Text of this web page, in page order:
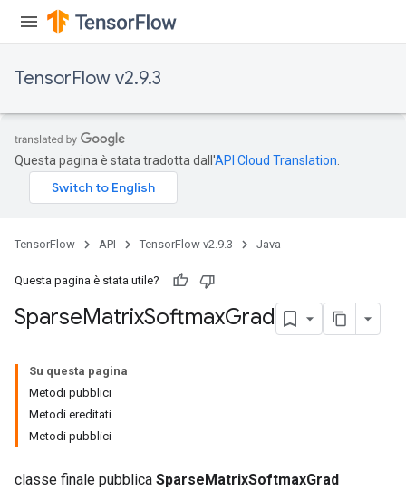
TensorFlow v2.9.3
Questa pagina è stata tradotta dall'API Cloud Translation
TensorFlow API TensorFlow v2.9.3 Java
Questa pagina è stata utile?
SparseMatrixSoftmaxGrad
Su questa pagina
Metodi pubblici
Metodi ereditati
Metodi pubblici
classe finale pubblica SparseMatrixSoftmaxGrad